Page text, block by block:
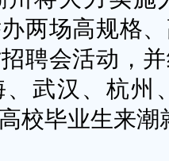
两场高规格
聘会活动，
武汉、杭州
校毕业生来潮